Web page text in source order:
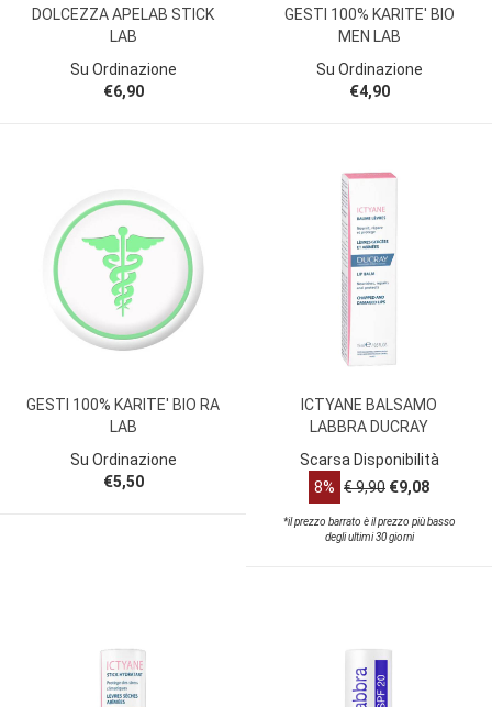
DOLCEZZA APELAB STICK
LAB
Su Ordinazione
€6,90
GESTI 100% KARITE' BIO
MEN LAB
Su Ordinazione
€4,90
GESTI 100% KARITE' BIO RA
LAB
Su Ordinazione
€5,50
ICTYANE BALSAMO
LABBRA DUCRAY
Scarsa Disponibilità
8% € 9,90 €9,08
*il prezzo barrato è il prezzo più basso
degli ultimi 30 giorni